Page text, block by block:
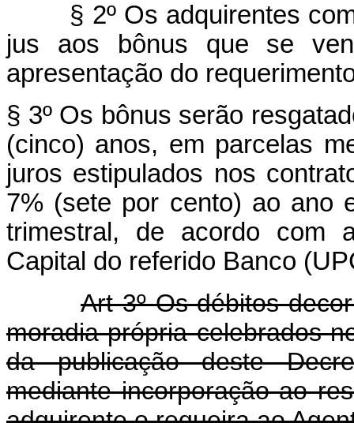
§ 2º Os adquirentes com
jus aos bônus que se
apresentação do
§ 3º Os bônus serão
(cinco) anos, em parcelas
juros estipulados nos
7% (sete por cento) ao ano
trimestral, de acordo com
Capital do referido Banco
Art 3º Os débitos
moradia própria celebrados
da publicação deste
mediante incorporação ao